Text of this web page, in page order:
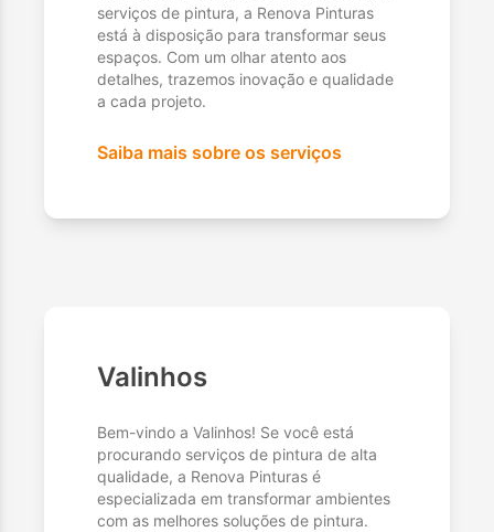
serviços de pintura, a Renova Pinturas
está à disposição para transformar seus
espaços. Com um olhar atento aos
detalhes, trazemos inovação e qualidade
a cada projeto.
Saiba mais sobre os serviços
Valinhos
Bem-vindo a Valinhos! Se você está
procurando serviços de pintura de alta
qualidade, a Renova Pinturas é
especializada em transformar ambientes
com as melhores soluções de pintura.